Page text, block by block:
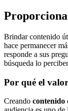
Brindar contenido
hace permanecer
responde a sus
búsqueda lo
Por qué el
Creando contenido